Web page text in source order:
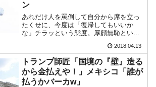
ン
あれだけ人を罵倒して自分から席を立っ
たくせに、今度は「復帰してもいいか
な」チラッという態度。厚顔無恥という
ンプ大統領のことです。トランプ大統領
は、USTR(Office of the United Sta...
2018.04.13
トランプ師匠「国境の『壁』造る
から金払えや！」メキシコ「誰が
払うかバーカw」